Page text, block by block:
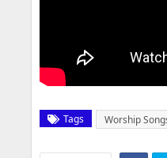
Tags Worship